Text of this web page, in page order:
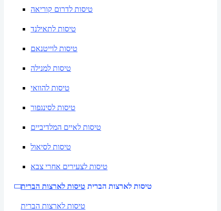
טיסות לדרום קוריאה
טיסות לתאילנד
טיסות לוייטנאם
טיסות למנילה
טיסות להוואי
טיסות לסינגפור
טיסות לאיים המלדיביים
טיסות לסיאול
טיסות לצעירים אחרי צבא
טיסות לארצות הברית טיסות לארצות הברית
טיסות לארצות הברית